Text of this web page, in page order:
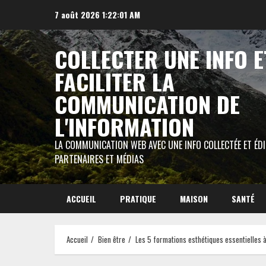
contenu
7 août 2026 1:22:02 AM
COLLECTER UNE INFO
FACILITER LA
COMMUNICATION DE
L'INFORMATION
LA COMMUNICATION WEB AVEC UNE INFO COLLECTÉE ET
PARTENAIRES ET MÉDIAS
ACCUEIL PRATIQUE MAISON SANTÉ
Accueil Bien être Les 5 formations esthétiques essentielles